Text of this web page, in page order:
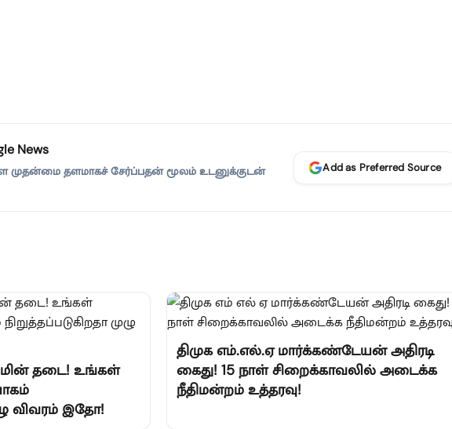
News
முதன்மை தளமாகச் சேர்ப்பதன் மூலம் உடனுக்குடன்
Add as Preferred Source
தடை! உங்கள்
விவரம் இதோ!
திமுக எம்.எல்.ஏ மார்க்கண்டேயன் அதிரடி
கைது! 15 நாள் சிறைக்காவலில் அடைக்க
நீதிமன்றம் உத்தரவு!